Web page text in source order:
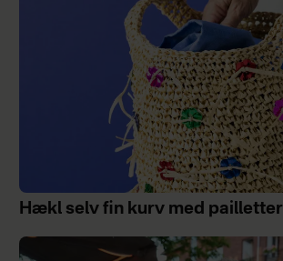
Hækl selv fin kurv med pailletter